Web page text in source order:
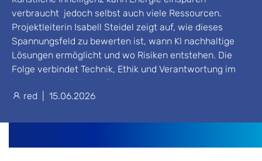
verbraucht jedoch selbst auch viele Ressourcen.
Projektleiterin Isabell Steidel zeigt auf, wie dieses
Spannungsfeld zu bewerten ist, wann KI nachhaltige
Lösungen ermöglicht und wo Risiken entstehen. Die
Folge verbindet Technik, Ethik und Verantwortung im
Umgang mit digitalen Systemen.
red
15.06.2026